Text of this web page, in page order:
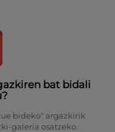
bat bidali
bideko" argazkirik
galeria osatzeko.